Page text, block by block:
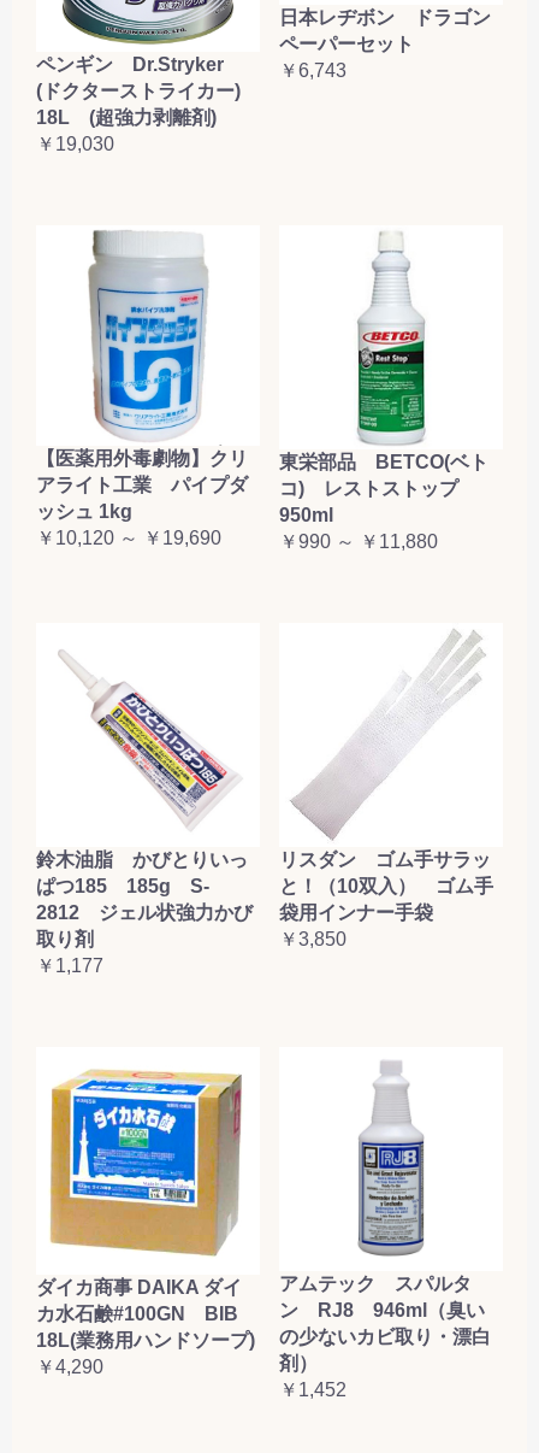
ペンギン Dr.Stryker
(ドクターストライカー)
18L (超強力剥離剤)
￥19,030
日本レヂボン ドラゴン
ペーパーセット
￥6,743
【医薬用外毒劇物】クリ
アライト工業 パイプダ
ッシュ 1kg
￥10,120 ～ ￥19,690
東栄部品 BETCO(ベト
コ) レストストップ
950ml
￥990 ～ ￥11,880
鈴木油脂 かびとりいっ
ぱつ185 185g S-
2812 ジェル状強力かび
取り剤
￥1,177
リスダン ゴム手サラッ
と！（10双入） ゴム手
袋用インナー手袋
￥3,850
ダイカ商事 DAIKA ダイ
カ水石鹸#100GN BIB
18L(業務用ハンドソープ)
￥4,290
アムテック スパルタ
ン RJ8 946ml（臭い
の少ないカビ取り・漂白
剤）
￥1,452